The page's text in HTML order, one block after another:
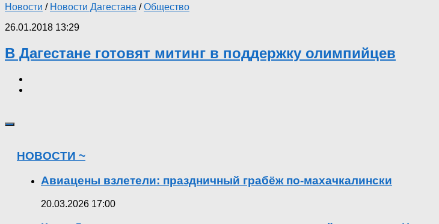
Новости / Новости Дагестана /Общество
26.01.2018 13:29
В Дагестане готовят митинг в поддержку олимпийцев
НОВОСТИ ~
Авиацены взлетели: праздничный грабёж по-махачкалински
20.03.2026 17:00